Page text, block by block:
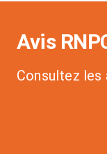
Avis
Consultez les